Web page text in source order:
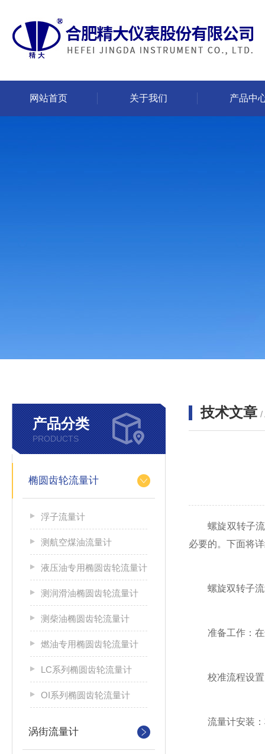
网站首页 关于我们 产品中
产品分类
PRODUCTS
椭圆齿轮流量计
浮子流量计
测航空煤油流量计
液压油专用椭圆齿轮流量计
测润滑油椭圆齿轮流量计
测柴油椭圆齿轮流量计
燃油专用椭圆齿轮流量计
LC系列椭圆齿轮流量计
OI系列椭圆齿轮流量计
涡街流量计
技术文章 /
螺旋双转子流
必要的。下面将
螺旋双转子流
准备工作：在进
校准流程设置：
流量计安装：